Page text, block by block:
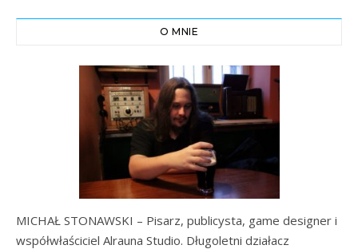
O MNIE
MICHAŁ STONAWSKI – Pisarz, publicysta, game designer i
współwłaściciel Alrauna Studio. Długoletni działacz